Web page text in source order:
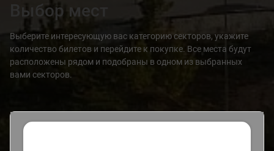
Выбор мест
Выберите интересующую вас категорию секторов, укажите
количество билетов и перейдите к покупке. Все места будут
расположены рядом и подобраны в одном из выбранных
вами секторов.